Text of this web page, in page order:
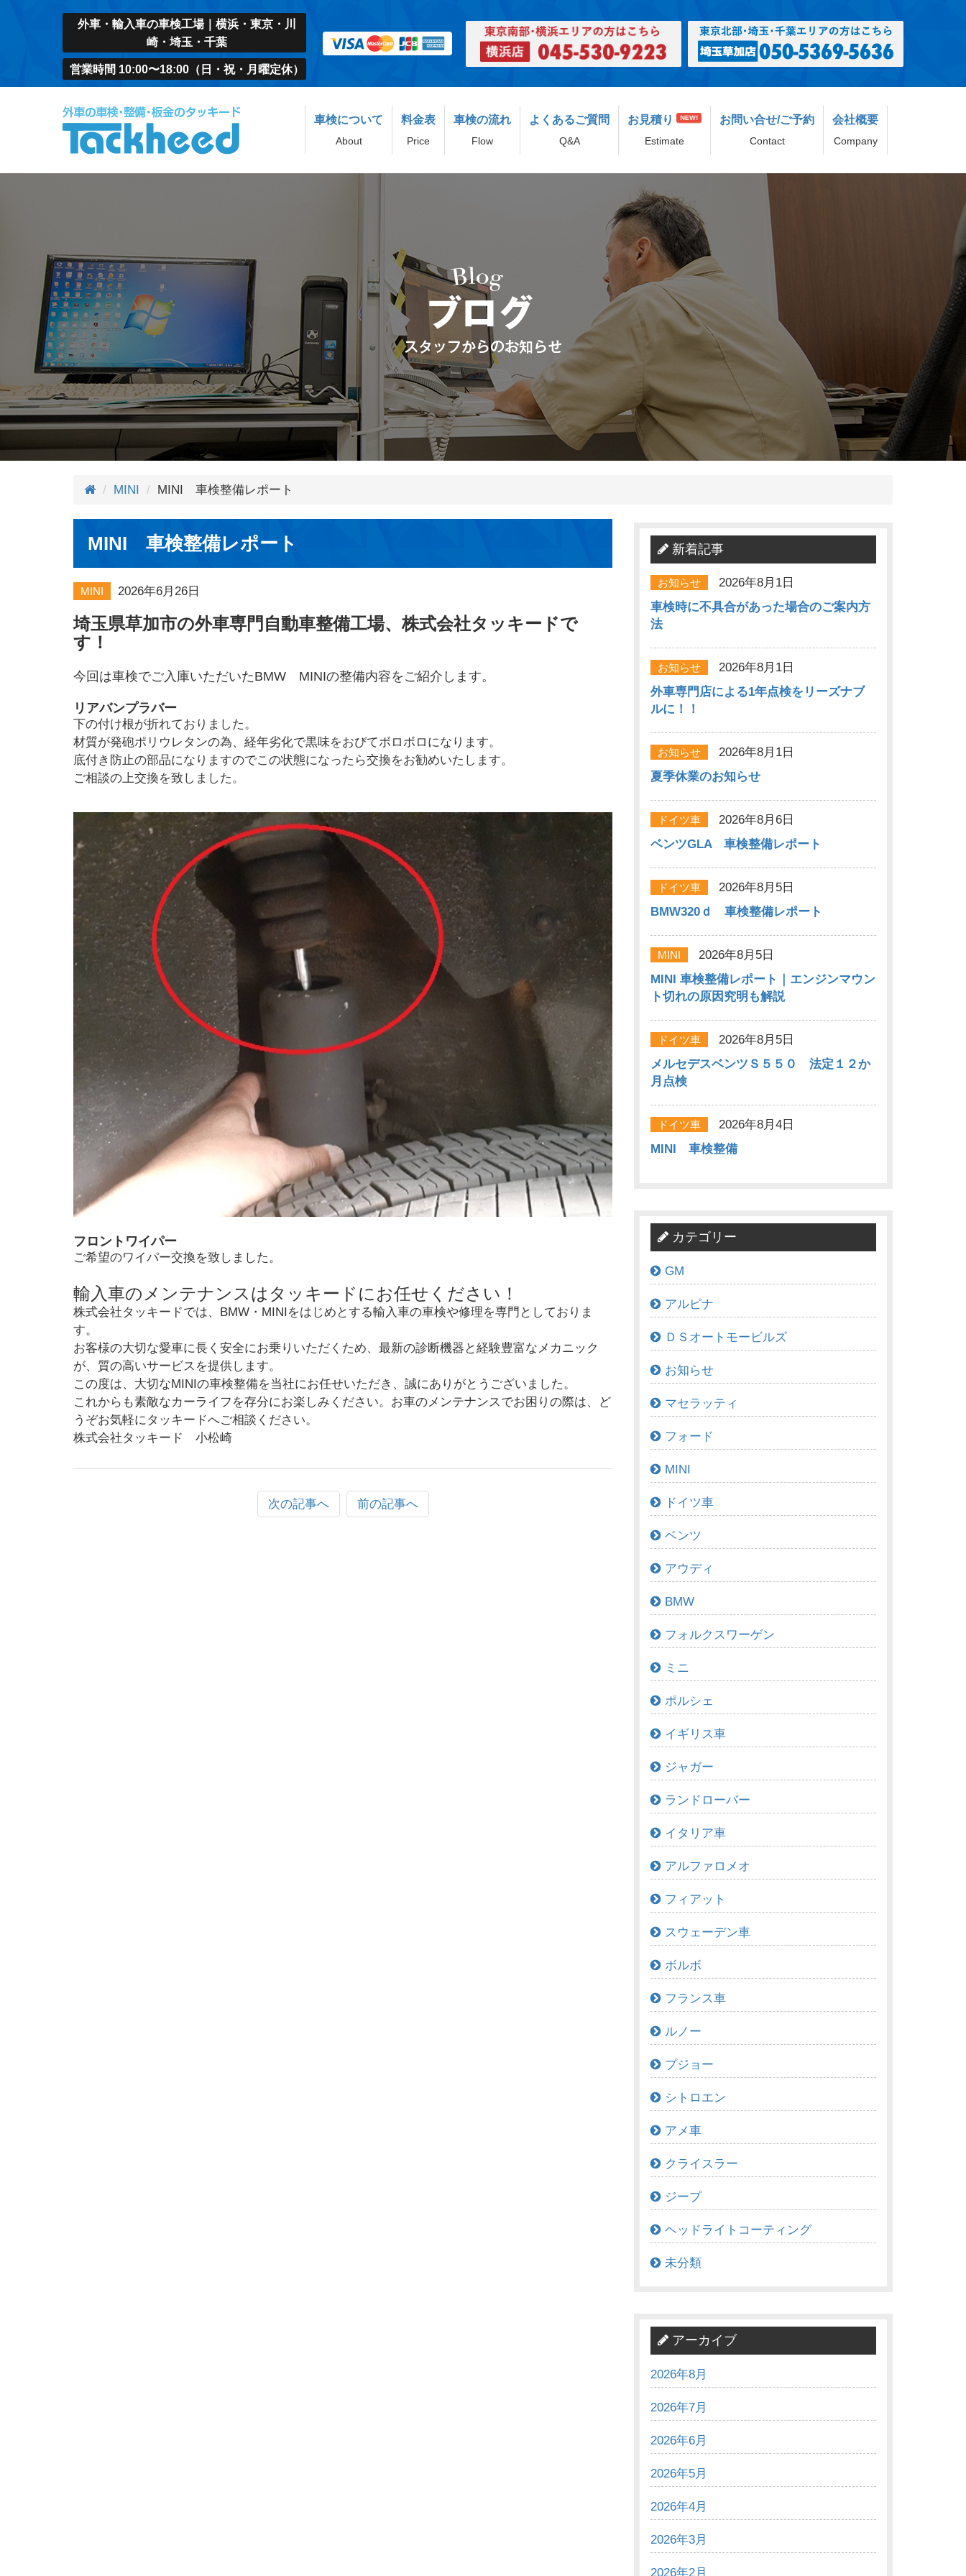
外車・輸入車の車検工場｜横浜・東京・川
崎・埼玉・千葉
営業時間 10:00〜18:00（日・祝・月曜定休）
車検について
About
料金表
Price
車検の流れ
Flow
よくあるご質問
Q&A
お見積り NEW!
Estimate
お問い合せ/ご予約
Contact
会社概要
Company
MINI MINI 車検整備レポート
MINI 車検整備レポート
MINI 2026年6月26日
埼玉県草加市の外車専門自動車整備工場、株式会社タッキードで
す！
今回は車検でご入庫いただいたBMW MINIの整備内容をご紹介します。
リアバンプラバー
下の付け根が折れておりました。
材質が発砲ポリウレタンの為、経年劣化で黒味をおびてボロボロになります。
底付き防止の部品になりますのでこの状態になったら交換をお勧めいたします。
ご相談の上交換を致しました。
フロントワイパー
ご希望のワイパー交換を致しました。
輸入車のメンテナンスはタッキードにお任せください！
株式会社タッキードでは、BMW・MINIをはじめとする輸入車の車検や修理を専門としておりま
す。
お客様の大切な愛車に長く安全にお乗りいただくため、最新の診断機器と経験豊富なメカニック
が、質の高いサービスを提供します。
この度は、大切なMINIの車検整備を当社にお任せいただき、誠にありがとうございました。
これからも素敵なカーライフを存分にお楽しみください。お車のメンテナンスでお困りの際は、ど
うぞお気軽にタッキードへご相談ください。
株式会社タッキード 小松崎
次の記事へ 前の記事へ
新着記事
お知らせ
2026年8月1日
車検時に不具合があった場合のご案内方
法
お知らせ
2026年8月1日
外車専門店による1年点検をリーズナブ
ルに！！
お知らせ
2026年8月1日
夏季休業のお知らせ
ドイツ車
2026年8月6日
ベンツGLA 車検整備レポート
ドイツ車
2026年8月5日
BMW320ｄ 車検整備レポート
MINI
2026年8月5日
MINI 車検整備レポート｜エンジンマウン
ト切れの原因究明も解説
ドイツ車
2026年8月5日
メルセデスベンツＳ５５０ 法定１２か
月点検
ドイツ車
2026年8月4日
MINI 車検整備
カテゴリー
GM
アルピナ
ＤＳオートモービルズ
お知らせ
マセラッティ
フォード
MINI
ドイツ車
ベンツ
アウディ
BMW
フォルクスワーゲン
ミニ
ポルシェ
イギリス車
ジャガー
ランドローバー
イタリア車
アルファロメオ
フィアット
スウェーデン車
ボルボ
フランス車
ルノー
プジョー
シトロエン
アメ車
クライスラー
ジープ
ヘッドライトコーティング
未分類
アーカイブ
2026年8月
2026年7月
2026年6月
2026年5月
2026年4月
2026年3月
2026年2月